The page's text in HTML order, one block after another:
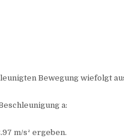
Bewegung wiefolgt
a:
m/s² ergeben.